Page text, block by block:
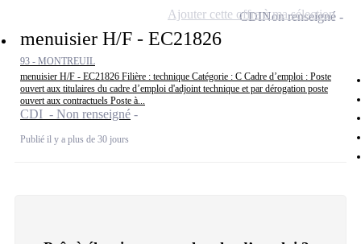
menuisier H/F - EC21826
93 - MONTREUIL
menuisier H/F - EC21826 Filière : technique Catégorie : C Cadre d’emploi : Poste
ouvert aux titulaires du cadre d’emploi d'adjoint technique et par dérogation poste
ouvert aux contractuels Poste à...
CDI - Non renseigné
Publié il y a plus de 30 jours
CDINon renseigné
Ajouter cette offre à ma sélection